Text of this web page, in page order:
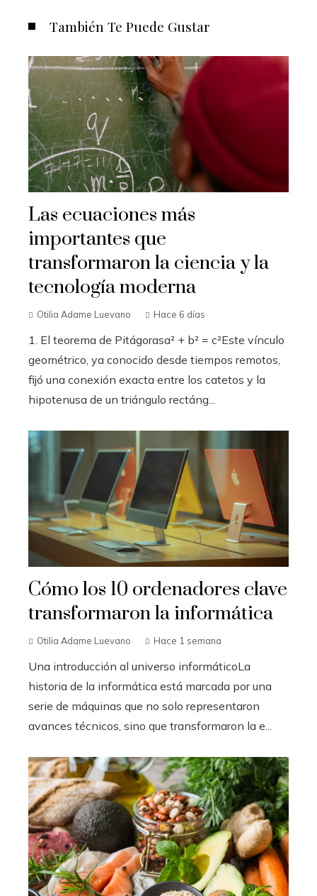
También Te Puede Gustar
Las ecuaciones más
importantes que
transformaron la ciencia y la
tecnología moderna
Otilia Adame Luevano Hace 6 días
1. El teorema de Pitágorasa² + b² = c²Este vínculo
geométrico, ya conocido desde tiempos remotos,
fijó una conexión exacta entre los catetos y la
hipotenusa de un triángulo rectáng...
Cómo los 10 ordenadores clave
transformaron la informática
Otilia Adame Luevano Hace 1 semana
Una introducción al universo informáticoLa
historia de la informática está marcada por una
serie de máquinas que no solo representaron
avances técnicos, sino que transformaron la e...